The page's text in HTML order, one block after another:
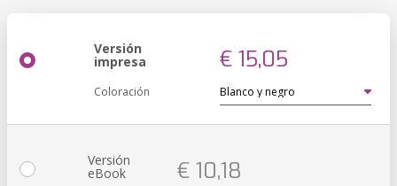
Versión
impresa € 15,05
Coloración
Versión
eBook € 10,18